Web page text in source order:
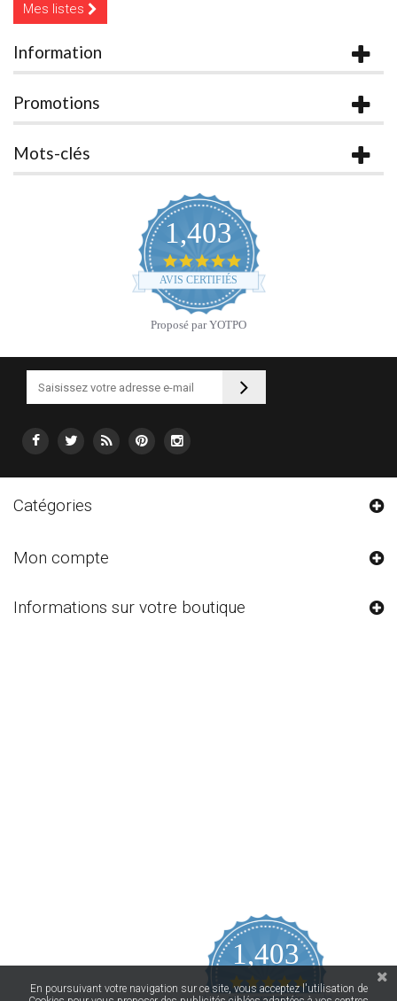
Mes listes
Information
Promotions
Mots-clés
1,403
4.9
star
rating
AVIS CERTIFIÉS
Proposé par YOTPO
Catégories
Mon compte
Informations sur votre boutique
1,403
4.9
star
En poursuivant votre navigation sur ce site, vous acceptez l'utilisation de